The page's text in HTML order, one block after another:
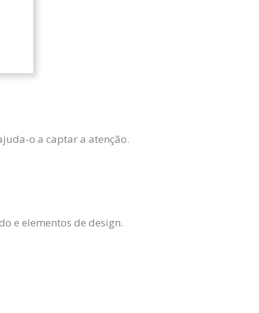
o a captar a atenção.
e elementos de design.